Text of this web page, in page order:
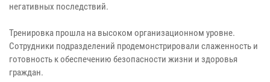
негативных последствий.
Тренировка прошла на высоком организационном уровне.
Сотрудники подразделений продемонстрировали слаженность и
готовность к обеспечению безопасности жизни и здоровья
граждан.